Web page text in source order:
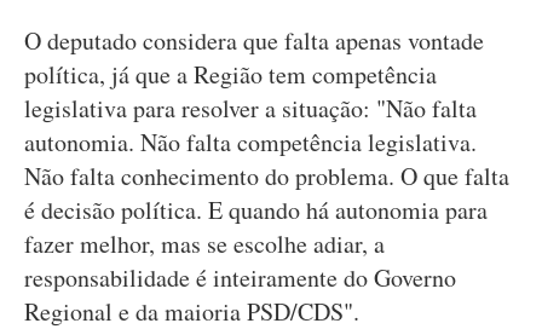
O deputado considera que falta apenas vontade
política, já que a Região tem competência
legislativa para resolver a situação: "Não falta
autonomia. Não falta competência legislativa.
Não falta conhecimento do problema. O que falta
é decisão política. E quando há autonomia para
fazer melhor, mas se escolhe adiar, a
responsabilidade é inteiramente do Governo
Regional e da maioria PSD/CDS".